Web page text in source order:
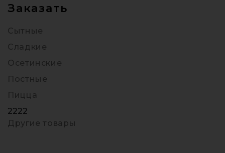
Заказать
Сытные
Сладкие
Осетинские
Постные
Пицца
2222
Другие товары